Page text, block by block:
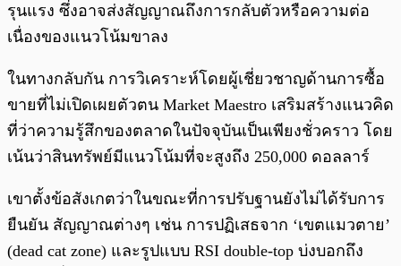
รุนแรง ซึ่งอาจส่งสัญญาณถึงการกลับตัวหรือความต่อ
เนื่องของแนวโน้มขาลง
ในทางกลับกัน การวิเคราะห์โดยผู้เชี่ยวชาญด้านการซื้อ
ขายที่ไม่เปิดเผยตัวตน Market Maestro เสริมสร้างแนวคิด
ที่ว่าความรู้สึกของตลาดในปัจจุบันเป็นเพียงชั่วคราว โดย
เน้นว่าสินทรัพย์มีแนวโน้มที่จะสูงถึง 250,000 ดอลลาร์
เขาตั้งข้อสังเกตว่าในขณะที่การปรับฐานยังไม่ได้รับการ
ยืนยัน สัญญาณต่างๆ เช่น การปฏิเสธจาก ‘เขตแมวตาย’
(dead cat zone) และรูปแบบ RSI double-top บ่งบอกถึง